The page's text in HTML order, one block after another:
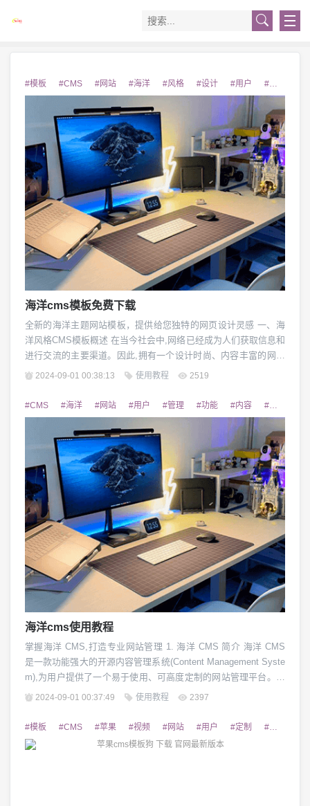
#模板 #CMS #网站 #海洋 #风格 #设计 #用户 #清新自然
海洋cms模板免费下载
全新的海洋主题网站模板，提供给您独特的网页设计灵感 一、海
洋风格CMS模板概述 在当今社会中,网络已经成为人们获取信息和
进行交流的主要渠道。因此,拥有一个设计时尚、内容丰富的网站
对于企业和个人的发展来说都是非常重要的。海洋风格的CMS模
视觉体验,让您的网站脱颖而出,吸引更多的用户关注。 二、海洋风
格CMS模板的特点 海洋风格...
2024-09-01 00:38:13 使用教程 2519
#CMS #海洋 #网站 #用户 #管理 #功能 #内容 #模块
海洋cms使用教程
掌握海洋 CMS,打造专业网站管理 1. 海洋 CMS 简介 海洋 CMS
是一款功能强大的开源内容管理系统(Content Management Syste
m),为用户提供了一个易于使用、可高度定制的网站管理平台。它
凭借其丰富的功能和灵活的设计,广受开发者和网站管理者的喜
都能满足您的各种需求,助您打造专业、高效的网站...
2024-09-01 00:37:49 使用教程 2397
#模板 #CMS #苹果 #视频 #网站 #用户 #定制 #易用